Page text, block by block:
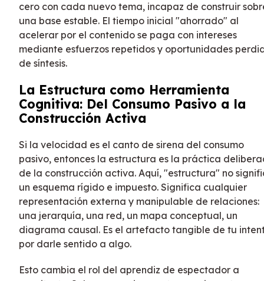
cero con cada nuevo tema, incapaz de construir
una base estable. El tiempo inicial "ahorrado" al
acelerar por el contenido se paga con intereses
mediante esfuerzos repetidos y oportunidades
de síntesis.
La Estructura como Herramienta
Cognitiva: Del Consumo Pasivo a la
Construcción Activa
Si la velocidad es el canto de sirena del consumo
pasivo, entonces la estructura es la práctica
de la construcción activa. Aquí, "estructura" no
un esquema rígido e impuesto. Significa cualquier
representación externa y manipulable de relaciones:
una jerarquía, una red, un mapa conceptual, un
diagrama causal. Es el artefacto tangible de tu
por darle sentido a algo.
Esto cambia el rol del aprendiz de espectador a